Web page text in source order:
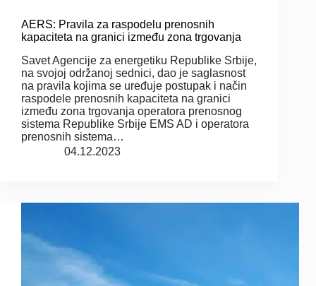
AERS: Pravila za raspodelu prenosnih
kapaciteta na granici između zona trgovanja
Savet Agencije za energetiku Republike Srbije,
na svojoj održanoj sednici, dao je saglasnost
na pravila kojima se uređuje postupak i način
raspodele prenosnih kapaciteta na granici
između zona trgovanja operatora prenosnog
sistema Republike Srbije EMS AD i operatora
prenosnih sistema…
04.12.2023